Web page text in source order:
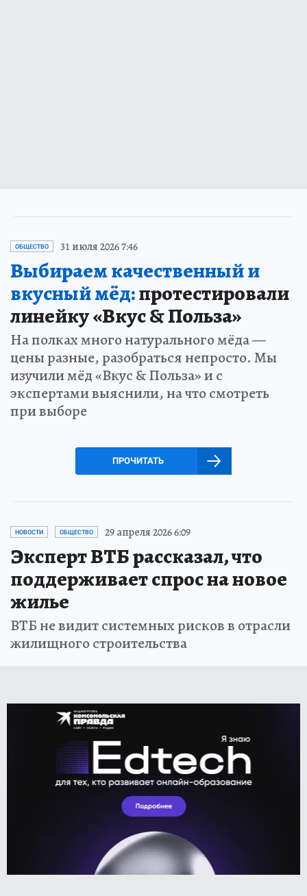
ОБЩЕСТВО 31 июля 2026 7:46
Выбираем качественный и
вкусный мёд:протестировали
линейку «Вкус & Польза»
На полках много натурального мёда —
цены разные, разобраться непросто. Мы
изучили мёд «Вкус & Польза» и с
экспертами выяснили, на что смотреть
при выборе
ПРОЧИТАТЬ
НОВОСТИ ОБЩЕСТВО 29 апреля 2026 6:09
Эксперт ВТБ рассказал, что
поддерживает спрос на новое
жилье
ВТБ не видит системных рисков в отрасли
жилищного строительства